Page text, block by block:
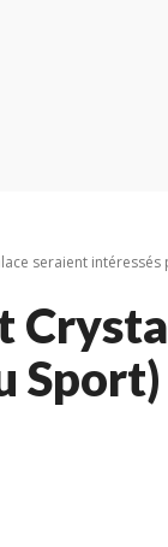
seraient
Sport)